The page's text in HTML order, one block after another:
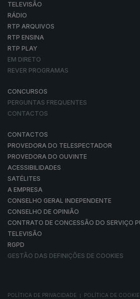
TELEVISÃO
RÁDIO
RTP ARQUIVOS
RTP ENSINA
RTP PLAY
EM DIRETO
REVER PROGRAMAS
CONCURSOS
PERGUNTAS FREQUENTES
CONTACTOS
CONTACTOS
PROVEDORA DO TELESPECTADOR
PROVEDORA DO OUVINTE
ACESSIBILIDADES
SATÉLITES
A EMPRESA
CONSELHO GERAL INDEPENDENTE
CONSELHO DE OPINIÃO
CONTRATO DE CONCESSÃO DO SERVIÇO
TELEVISÃO
RGPD
GESTÃO DAS DEFINIÇÕES DE COOKIES
POLÍTICA DE PRIVACIDADE POLÍTICA DE